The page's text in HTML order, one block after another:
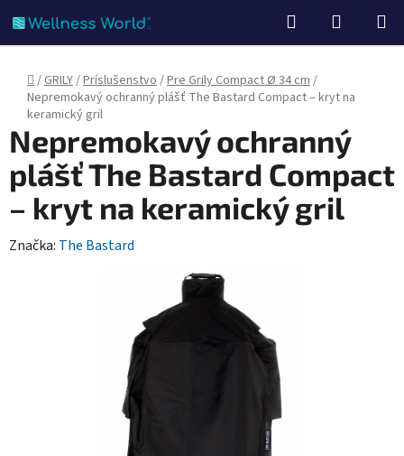
na
obsah
Hľadať
KOŠÍK
Domov
/GRILY/Príslušenstvo/Pre Grily Compact Ø 34 cm/
Nepremokavý ochranný plášť The Bastard Compact – kryt na
keramický gril
Nepremokavý ochranný
plášť The Bastard Compact
– kryt na keramický gril
Značka: The Bastard